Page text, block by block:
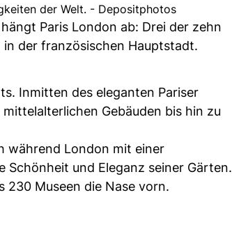
der Welt. - Depositphotos
Paris London ab: Drei der zehn
der französischen Hauptstadt.
Inmitten des eleganten Pariser
Gebäuden bis hin zu
während London mit einer
Schönheit und Eleganz seiner Gärten.
230 Museen die Nase vorn.